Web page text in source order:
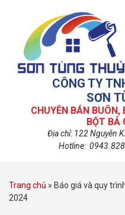
CÔNG TY
SƠN
CHUYÊN BÁN BUÔN,
BỘT BẢ
Địa chỉ: 122 Nguyễn
Hotline:
Trang chủ » Báo giá và quy
2024